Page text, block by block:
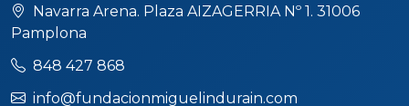
Navarra Arena. Plaza AIZAGERRIA Nº 1. 31006
Pamplona
848 427 868
info@fundacionmiguelindurain.com